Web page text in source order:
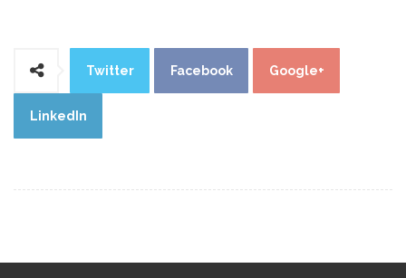
Twitter Facebook Google+
LinkedIn